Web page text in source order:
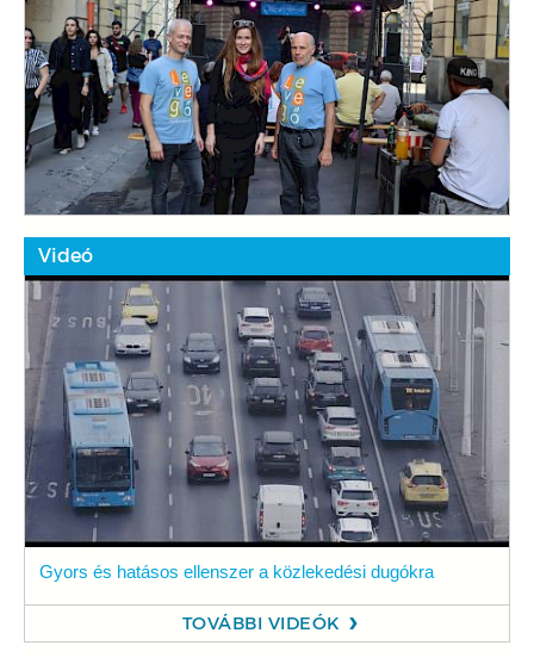
Videó
Gyors és hatásos ellenszer a közlekedési dugókra
TOVÁBBI VIDEÓK